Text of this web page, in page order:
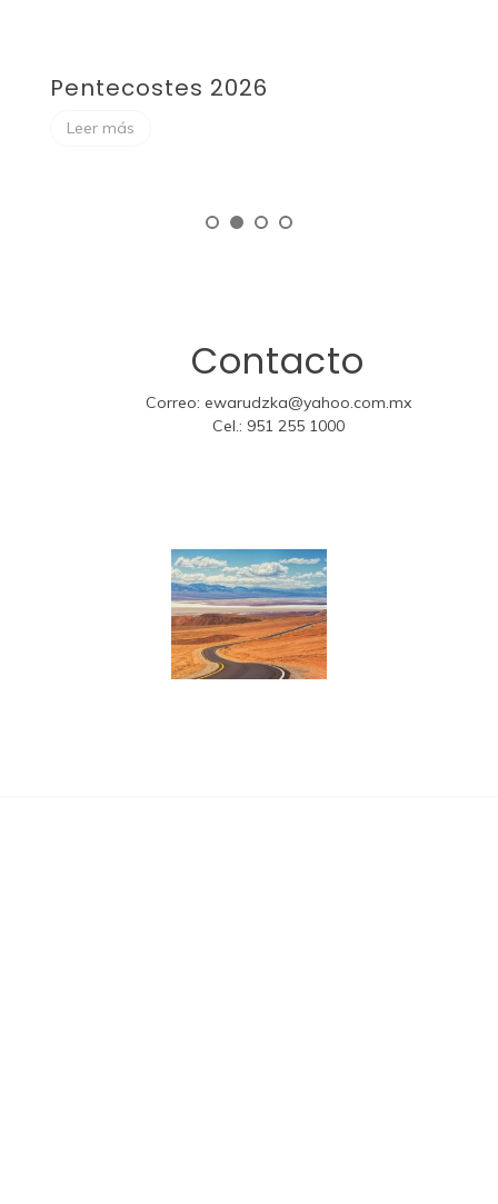
Pentecostes 2026
Leer más
Contacto
Correo: ewarudzka@yahoo.com.mx
Cel.: 951 255 1000